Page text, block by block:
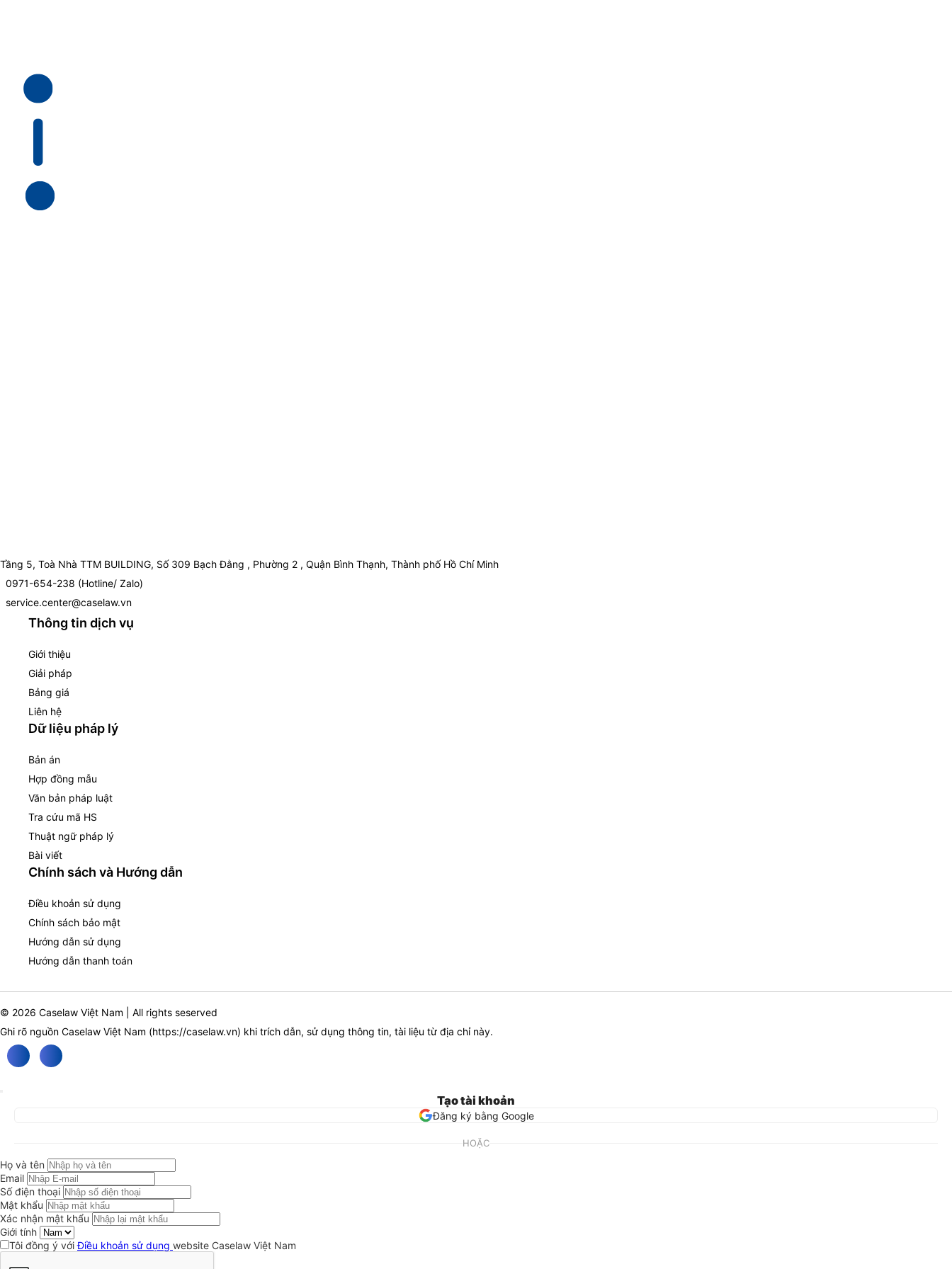
Tầng 5, Toà Nhà TTM BUILDING, Số 309 Bạch Đằng , Phường 2 , Quận Bình Thạnh, Thành phố Hồ Chí Minh
0971-654-238 (Hotline/ Zalo)
service.center@caselaw.vn
Thông tin dịch vụ
Giới thiệu
Giải pháp
Bảng giá
Liên hệ
Dữ liệu pháp lý
Bản án
Hợp đồng mẫu
Văn bản pháp luật
Tra cứu mã HS
Thuật ngữ pháp lý
Bài viết
Chính sách và Hướng dẫn
Điều khoản sử dụng
Chính sách bảo mật
Hướng dẫn sử dụng
Hướng dẫn thanh toán
© 2026 Caselaw Việt Nam | All rights seserved
Ghi rõ nguồn Caselaw Việt Nam (https://caselaw.vn) khi trích dẫn, sử dụng thông tin, tài liệu từ địa chỉ này.
Tạo tài khoản
Đăng ký bằng Google
HOẶC
Họ và tên
Email
Số điện thoại
Mật khẩu
Xác nhận mật khẩu
Giới tính
Tôi đồng ý vớiĐiều khoản sử dụng website Caselaw Việt Nam